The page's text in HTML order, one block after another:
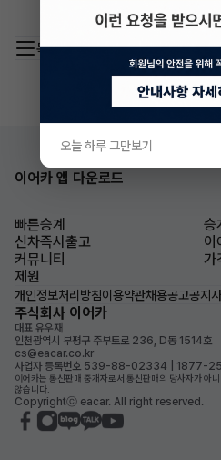
목록 이동
이어카 앱 다운로드
빠른승계
승
신차즉시출고
이
커뮤니티
가
제원
개인정보처리방침이용약관채용공고공지
주식회사 이어카
대표 유우재
인천광역시 부평구 주부토로 236, D동 1514호
cs@eacar.co.kr
사업자 등록번호 539-88-02334 | 1877-
이어카는 통신판매 중개자로서 통신판매의 당사자가 아
않습니다.
Copyrightⓒ eacar. All right reserved.
오늘 하루 그만보기